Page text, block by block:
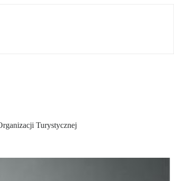
Turystycznej